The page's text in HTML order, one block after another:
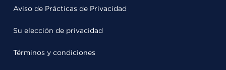
Aviso de Prácticas de Privacidad
Su elección de privacidad
Términos y condiciones